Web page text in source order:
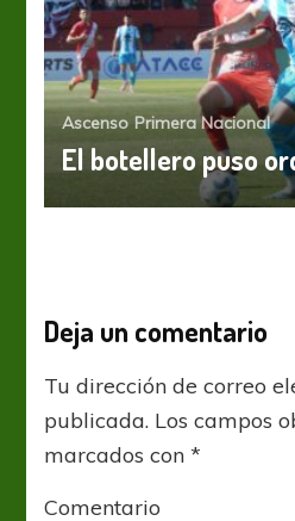
Ascenso Primera Nacional
El botellero puso
Deja un comentario
Tu dirección de correo
publicada. Los campos
marcados con*
Comentario